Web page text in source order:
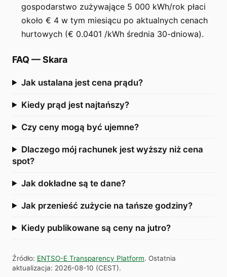
gospodarstwo zużywające 5 000 kWh/rok płaci
około € 4 w tym miesiącu po aktualnych cenach
hurtowych (€ 0.0401 /kWh średnia 30-dniowa).
FAQ —Skara
Jak ustalana jest cena prądu?
Kiedy prąd jest najtańszy?
Czy ceny mogą być ujemne?
Dlaczego mój rachunek jest wyższy niż cena
spot?
Jak dokładne są te dane?
Jak przenieść zużycie na tańsze godziny?
Kiedy publikowane są ceny na jutro?
Źródło: ENTSO-E Transparency Platform. Ostatnia
aktualizacja: 2026-08-10 (CEST).